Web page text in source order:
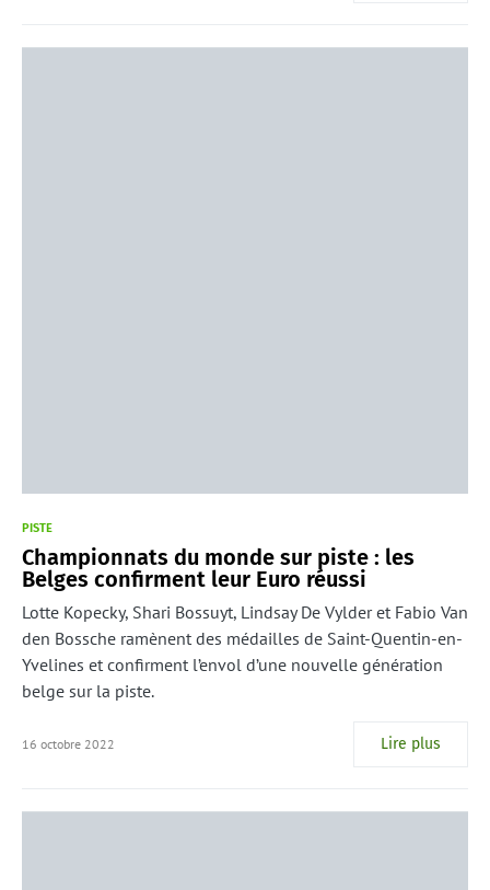
PISTE
Championnats du monde sur piste : les
Belges confirment leur Euro réussi
Lotte Kopecky, Shari Bossuyt, Lindsay De Vylder et Fabio Van
den Bossche ramènent des médailles de Saint-Quentin-en-
Yvelines et confirment l’envol d’une nouvelle génération
belge sur la piste.
16 octobre 2022 Lire plus